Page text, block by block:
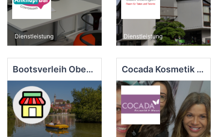
Dienstleistung Dienstleistung
Bootsverleih Oberer See Böblingen Cocada Kosmetik & Waxes